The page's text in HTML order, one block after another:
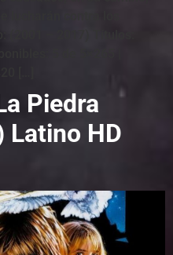
Piedra
Latino HD